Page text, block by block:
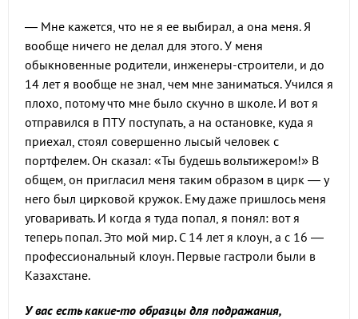
— Мне кажется, что не я ее выбирал, а она меня. Я
вообще ничего не делал для этого. У меня
обыкновенные родители, инженеры-строители, и до
14 лет я вообще не знал, чем мне заниматься. Учился я
плохо, потому что мне было скучно в школе. И вот я
отправился в ПТУ поступать, а на остановке, куда я
приехал, стоял совершенно лысый человек с
портфелем. Он сказал: «Ты будешь вольтижером!» В
общем, он пригласил меня таким образом в цирк — у
него был цирковой кружок. Ему даже пришлось меня
уговаривать. И когда я туда попал, я понял: вот я
теперь попал. Это мой мир. С 14 лет я клоун, а с 16 —
профессиональный клоун. Первые гастроли были в
Казахстане.
У вас есть какие-то образцы для подражания,